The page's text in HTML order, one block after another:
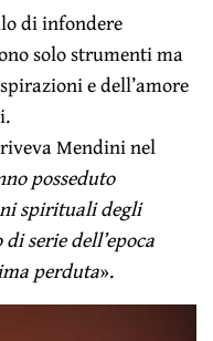
di infondere
solo strumenti ma
e dell’amore
Mendini nel
posseduto
spirituali degli
serie dell’epoca
perduta».